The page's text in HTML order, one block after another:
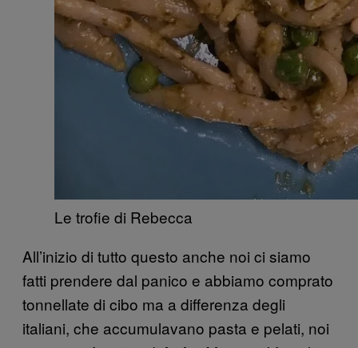
Le trofie di Rebecca
All’inizio di tutto questo anche noi ci siamo
fatti prendere dal panico e abbiamo comprato
tonnellate di cibo ma a differenza degli
italiani, che accumulavano pasta e pelati, noi